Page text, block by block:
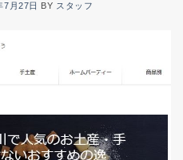
7月27日 BY スタッフ